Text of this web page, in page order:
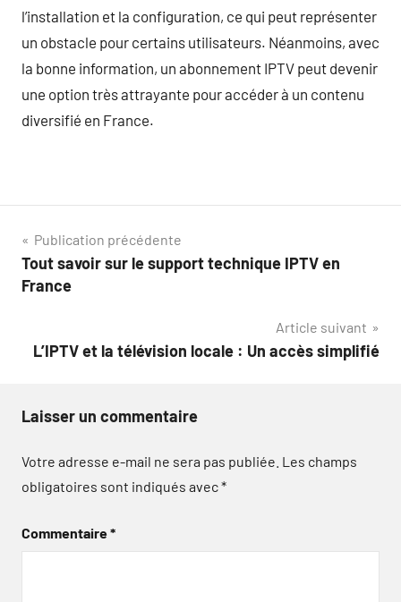
l’installation et la configuration, ce qui peut représenter
un obstacle pour certains utilisateurs. Néanmoins, avec
la bonne information, un abonnement IPTV peut devenir
une option très attrayante pour accéder à un contenu
diversifié en France.
Navigation
de
Publication précédente
Tout savoir sur le support technique IPTV en
France
Article suivant
L’IPTV et la télévision locale : Un accès simplifié
Laisser un commentaire
Votre adresse e-mail ne sera pas publiée. Les champs
obligatoires sont indiqués avec*
Commentaire*